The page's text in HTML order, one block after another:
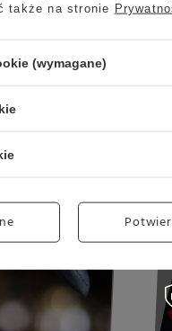
także na stronie
(wymagane)